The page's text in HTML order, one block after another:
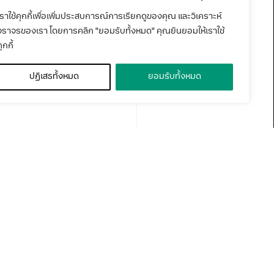
ราใช้คุกกี้เพื่อเพิ่มประสบการณ์การเรียกดูของคุณ และวิเคราะห์
ราจรของเรา โดยการคลิก "ยอมรับทั้งหมด" คุณยินยอมให้เราใช้
กกี้
ปฏิเสธทั้งหมด ยอมรับทั้งหมด